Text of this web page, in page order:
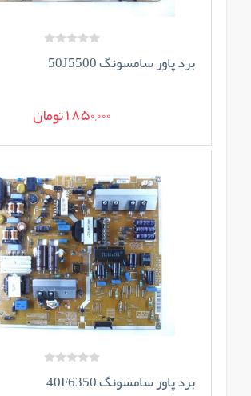
برد پاور سامسونگ 50J5500
1,850,000 تومان
برد پاور سامسونگ 40F6350